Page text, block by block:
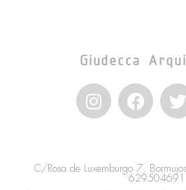
Giudecca
I
n
a
g
F
a
b
o
T
t
e
C/Rosa de Luxemburgo 7,
629504691